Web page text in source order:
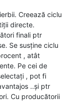
Creează ciclu
directe.
finali ptr
Se susține ciclu
, atât
Pe cei de
, pot fi
..și ptr
Cu producătorii